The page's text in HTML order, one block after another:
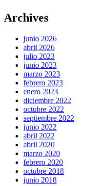
Archives
junio 2026
abril 2026
julio 2023
junio 2023
marzo 2023
febrero 2023
enero 2023
diciembre 2022
octubre 2022
septiembre 2022
junio 2022
abril 2022
abril 2020
marzo 2020
febrero 2020
octubre 2018
junio 2018